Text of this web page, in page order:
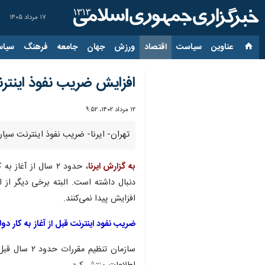
۱۷ مرداد ۱۴۰۵
عناوین‌ سیاست اقتصاد ورزش جهان جامعه فرهنگ
افزایش ضریب نفوذ
۱۲ مرداد ۱۴۰۲، ۹:۵۲